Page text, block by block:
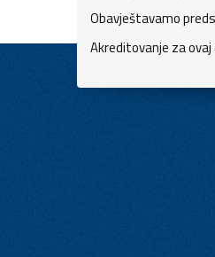
Obavještavamo
Akreditovanje za ovaj